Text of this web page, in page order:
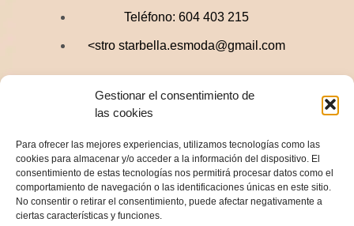
Gestionar el consentimiento de
las cookies
Para ofrecer las mejores experiencias, utilizamos tecnologías como las
cookies para almacenar y/o acceder a la información del dispositivo. El
consentimiento de estas tecnologías nos permitirá procesar datos como el
comportamiento de navegación o las identificaciones únicas en este sitio.
No consentir o retirar el consentimiento, puede afectar negativamente a
ciertas características y funciones.
Teléfono: 604 403 215
<stro starbella.esmoda@gmail.com
LEGAL
Aviso Legal
Accesibilidad
Política de Privacidad